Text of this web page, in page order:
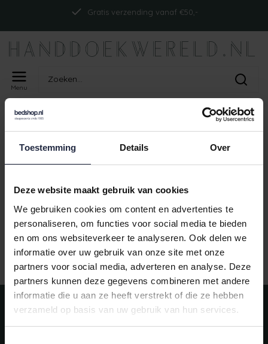
Toestemming Details Over
Deze website maakt gebruik van cookies
We gebruiken cookies om content en advertenties te
personaliseren, om functies voor social media te bieden
en om ons websiteverkeer te analyseren. Ook delen we
informatie over uw gebruik van onze site met onze
partners voor social media, adverteren en analyse. Deze
partners kunnen deze gegevens combineren met andere
informatie die u aan ze heeft verstrekt of die ze hebben
verzameld op basis van uw gebruik van hun services.
Gratis verzending vanaf €50,-
Menu
Home
PRODUCTEN GETAGD MET
ISM_ABYSSDOLCETP_ZILVER
Geen producten gevonden!
Gratis verzending vanaf €50,-
Meld je aan voor onze nieuwsbrief!
AANMELDEN